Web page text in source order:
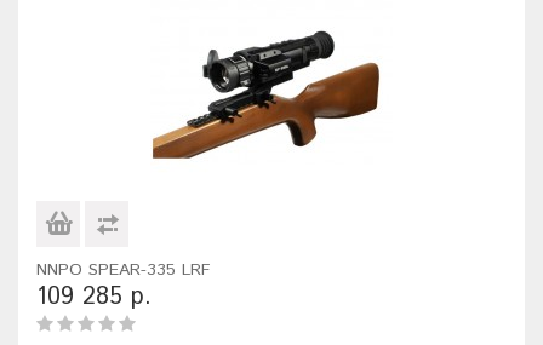
NNPO SPEAR-335 LRF
109 285 р.